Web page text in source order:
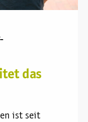
das
ist seit